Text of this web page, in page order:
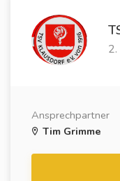
Ansprechpartner
Tim Grimme